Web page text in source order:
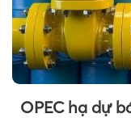
OPEC hạ dự